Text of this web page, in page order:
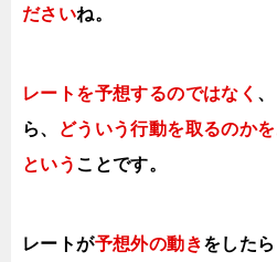
ださいね。
レートを予想するのではなく
ら、
どういう行動を取るのか
という ことです。
レートが予想外の動きをした